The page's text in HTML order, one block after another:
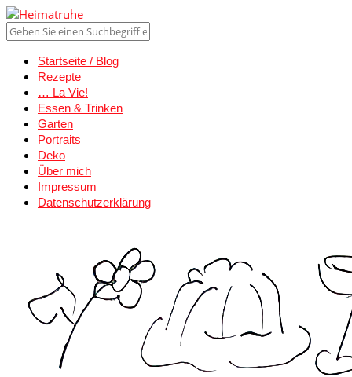
Startseite / Blog
Rezepte
… La Vie!
Essen & Trinken
Garten
Portraits
Deko
Über mich
Impressum
Datenschutzerklärung